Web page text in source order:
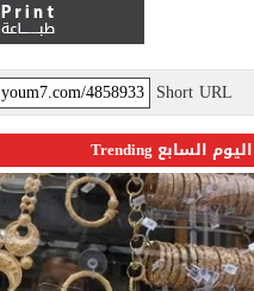
Short URL
اليوم السابع Trending